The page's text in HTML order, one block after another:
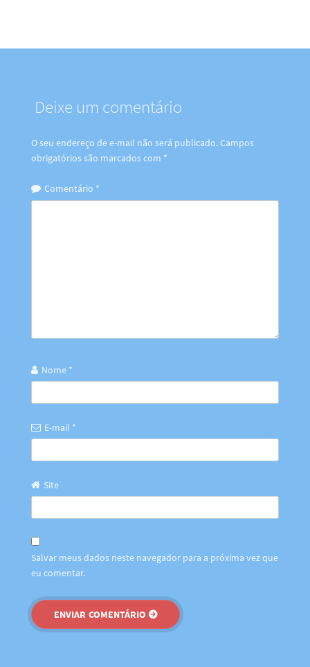
Deixe um comentário
O seu endereço de e-mail não será publicado.Campos
obrigatórios são marcados com *
Comentário *
Nome *
E-mail *
Site
Salvar meus dados neste navegador para a próxima vez que
eu comentar.